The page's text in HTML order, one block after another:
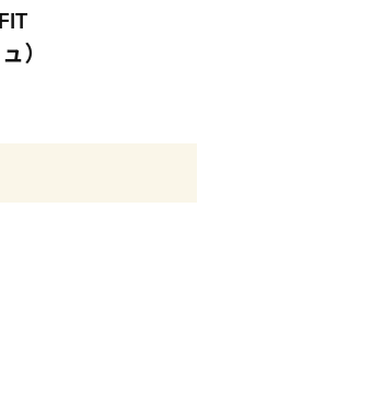
）